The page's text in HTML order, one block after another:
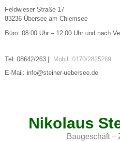
Feldwieser Straße 17
83236 Übersee am Chiemsee
Büro: 08:00 Uhr – 12:00 Uhr und nach
Tel: 08642/263 |
Mobil: 0170/2825269
E-Mail: info@steiner-uebersee.de
Nikolaus
Baugeschäft –